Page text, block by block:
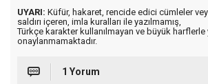
UYARI: Küfür, hakaret, rencide edici cümleler
saldırı içeren, imla kuralları ile yazılmamış,
Türkçe karakter kullanılmayan ve büyük harflerle
onaylanmamaktadır.
1 Yorum